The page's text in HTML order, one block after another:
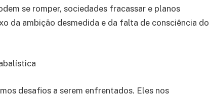
se romper, sociedades fracassar e planos
da ambição desmedida e da falta de consciência do
desafios a serem enfrentados. Eles nos